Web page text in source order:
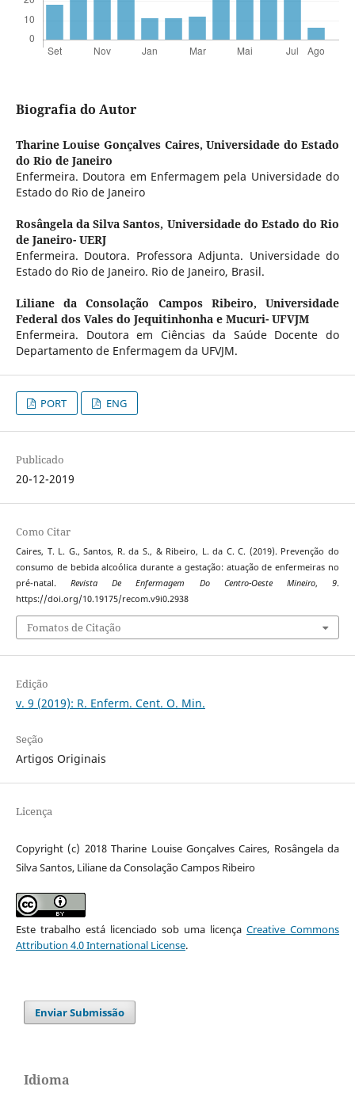
Biografia do Autor
Tharine Louise Gonçalves Caires,Universidade do Estado
do Rio de Janeiro
Enfermeira. Doutora em Enfermagem pela Universidade do
Estado do Rio de Janeiro
Rosângela da Silva Santos, Universidade do Estado do Rio
de Janeiro- UERJ
Enfermeira. Doutora. Professora Adjunta. Universidade do
Estado do Rio de Janeiro. Rio de Janeiro, Brasil.
Liliane da Consolação Campos Ribeiro,Universidade
Federal dos Vales do Jequitinhonha e Mucuri- UFVJM
Enfermeira. Doutora em Ciências da Saúde Docente do
Departamento de Enfermagem da UFVJM.
PORT ENG
Publicado
20-12-2019
Como Citar
Caires, T. L. G., Santos, R. da S., & Ribeiro, L. da C. C. (2019). Prevenção do
consumo de bebida alcoólica durante a gestação: atuação de enfermeiras no
pré-natal.Revista De Enfermagem Do Centro-Oeste Mineiro,9.
https://doi.org/10.19175/recom.v9i0.2938
Fomatos de Citação
Edição
v. 9 (2019): R. Enferm. Cent. O. Min.
Seção
Artigos Originais
Licença
Copyright (c) 2018 Tharine Louise Gonçalves Caires, Rosângela da
Silva Santos, Liliane da Consolação Campos Ribeiro
Este trabalho está licenciado sob uma licençaCreative Commons
Attribution 4.0 International License.
Enviar Submissão
Idioma